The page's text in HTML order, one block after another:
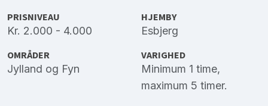
PRISNIVEAU
Kr. 2.000 - 4.000
HJEMBY
Esbjerg
OMRÅDER
Jylland og Fyn
VARIGHED
Minimum 1 time,
maximum 5 timer.